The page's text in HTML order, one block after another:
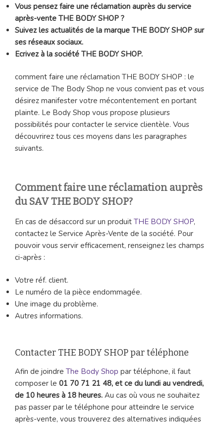
Vous pensez faire une réclamation auprès du service
après-vente THE BODY SHOP ?
Suivez les actualités de la marque THE BODY SHOP sur
ses réseaux sociaux.
Ecrivez à la société THE BODY SHOP.
comment faire une réclamation THE BODY SHOP : le
service de The Body Shop ne vous convient pas et vous
désirez manifester votre mécontentement en portant
plainte. Le Body Shop vous propose plusieurs
possibilités pour contacter le service clientèle. Vous
découvrirez tous ces moyens dans les paragraphes
suivants.
Comment faire une réclamation auprès
du SAV THE BODY SHOP?
En cas de désaccord sur un produit THE BODY SHOP,
contactez le Service Après-Vente de la société. Pour
pouvoir vous servir efficacement, renseignez les champs
ci-après :
Votre réf. client.
Le numéro de la pièce endommagée.
Une image du problème.
Autres informations.
Contacter THE BODY SHOP par téléphone
Afin de joindre The Body Shop par téléphone, il faut
composer le 01 70 71 21 48, et ce du lundi au vendredi,
de 10 heures à 18 heures. Au cas où vous ne souhaitez
pas passer par le téléphone pour atteindre le service
après-vente, vous trouverez des alternatives indiquées